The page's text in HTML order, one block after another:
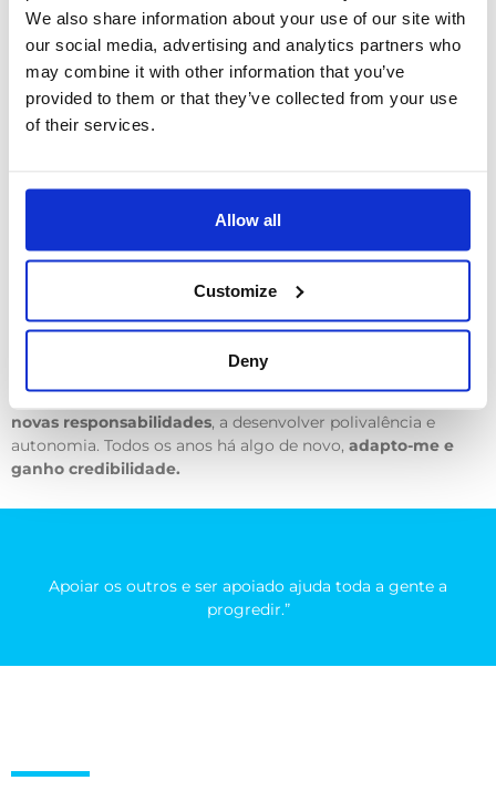
We also share information about your use of our site with
our social media, advertising and analytics partners who
may combine it with other information that you’ve
provided to them or that they’ve collected from your use
of their services.
Allow all
Customize
Deny
condicionaram o nosso acesso aos mercados, desde os
concursos públicos à prevenção e monitorização da
radioprotecção. A atividade da UN está em expansão e estou
a contratar um estagiário paraacompanhar esse
crescimento.
MOLDAR O SEU TRABALHO
O apoio administrativo é transferido para um estudante a
tempo parcial que se tornou colaborador. Assim, concentro-
preparação das Obras nucleares, validação das autorizações,
antecipação das necessidades de formação e
acompanhamento médico. A confiança entre mim e o meu
novas responsabilidades, a desenvolver polivalência e
autonomia. Todos os anos há algo de novo, adapto-me e
ganho credibilidade.
Apoiar os outros e ser apoiado ajuda toda a gente a
progredir.”